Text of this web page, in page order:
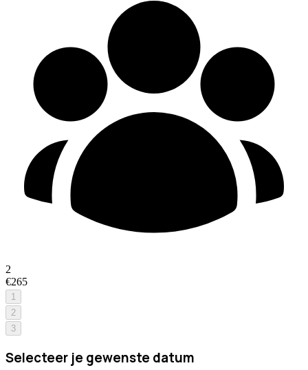
2
€265
1
2
3
Selecteer je gewenste datum